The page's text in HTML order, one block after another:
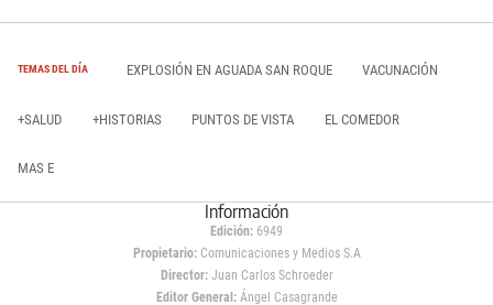
TEMAS DEL DÍA EXPLOSIÓN EN AGUADA SAN ROQUE VACUNACIÓN
+SALUD +HISTORIAS PUNTOS DE VISTA EL COMEDOR
MAS E
Información
Edición: 6949
Propietario:Comunicaciones y Medios S.A
Director: Juan Carlos Schroeder
Editor General:Ángel Casagrande